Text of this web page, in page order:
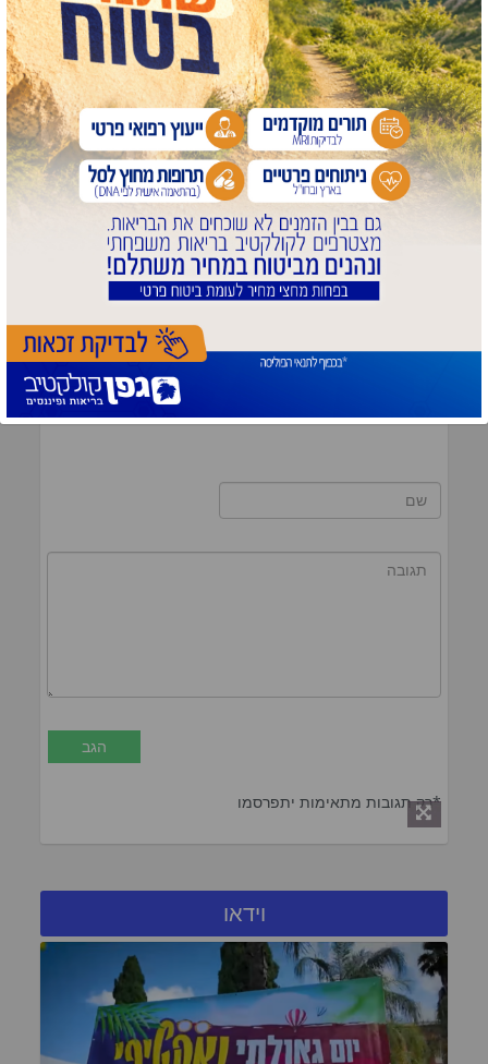
הא' בגולה • הרב שלמה רייניץ
שיעור דבר מלכות השבועי: עקב בצד אגודל
*רק תגובות מתאימות יתפרסמו
וידאו